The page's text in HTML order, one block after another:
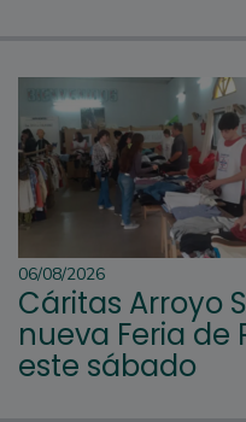
06/08/2026
Cáritas Arroyo
nueva Feria de
este sábado